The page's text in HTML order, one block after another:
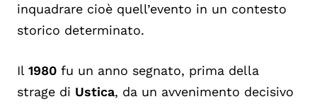
inquadrare cioè quell’evento in un contesto
storico determinato.
Il 1980 fu un anno segnato, prima della
strage di Ustica, da un avvenimento decisivo